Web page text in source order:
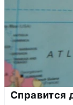
Справится